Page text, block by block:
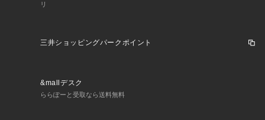
リ
三井ショッピングパークポイント
&mallデスク
ららぽーと受取なら送料無料